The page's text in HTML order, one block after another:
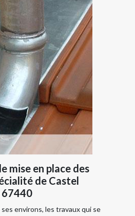
mise en place des
de Castel
67440
environs, les travaux qui se